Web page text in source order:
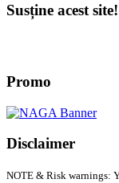
Susține acest site!
Promo
Disclaimer
NOTE & Risk warnings: